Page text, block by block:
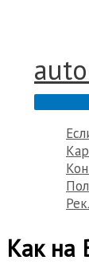
Как на